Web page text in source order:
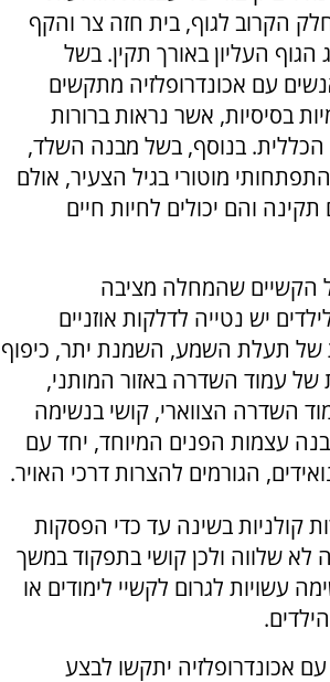
הקרוב לגוף, בית חזה צר והקף
הגוף העליון באורך תקין. בשל
עם אכונדרופלזיה מתקשים
בסיסיות, אשר נראות ברורות
הכללית. בנוסף, בשל מבנה השלד,
מוטורי בגיל הצעיר, אולם
והם יכולים לחיות חיים
הקשיים שהמחלה מציבה
יש נטייה לדלקות אוזניים
של תעלת השמע, השמנת יתר, כיפוף
של עמוד השדרה באזור המותני,
השדרה הצווארי, קושי בנשימה
עצמות הפנים המיוחד, יחד עם
הגורמים להצרות דרכי האויר.
קולניות בשינה עד כדי הפסקות
לא שלווה ולכן קושי בתפקוד במשך
עשויות לגרום לקשיי לימודים או
אכונדרופלזיה יתקשו לבצע